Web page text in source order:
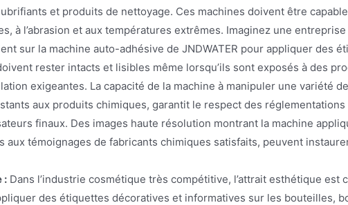
et produits de nettoyage. Ces machines doivent être
à l’abrasion et aux températures extrêmes. Imaginez une
sur la machine auto-adhésive de JNDWATER pour appliquer des
rester intacts et lisibles même lorsqu’ils sont exposés à des
exigeantes. La capacité de la machine à manipuler une variété
aux produits chimiques, garantit le respect des
finaux. Des images haute résolution montrant la machine
aux témoignages de fabricants chimiques satisfaits, peuvent
: Dans l’industrie cosmétique très compétitive, l’attrait esthétique est
des étiquettes décoratives et informatives sur les bouteilles,